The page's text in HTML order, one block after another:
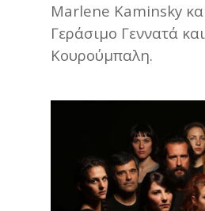
Marlene Kaminsky
Γεράσιμο Γεννατά
Κουρούμπαλη.